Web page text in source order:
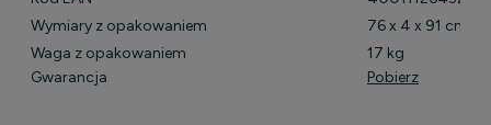
Wymiary z opakowaniem
76 x 4 x 91 cm
Waga z opakowaniem
17 kg
Gwarancja
Pobierz